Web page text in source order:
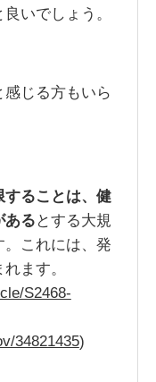
いでしょう。
じる方もいら
ることは、健
ある とする大規
これには、発
ます。
S2468-
34821435)